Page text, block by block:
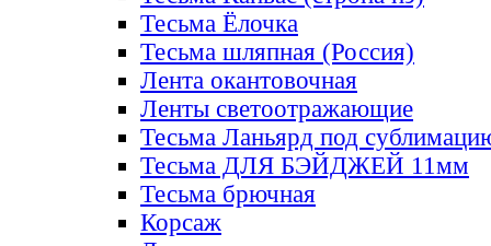
Тесьма Ёлочка
Тесьма шляпная (Россия)
Лента окантовочная
Ленты светоотражающие
Тесьма Ланьярд под
Тесьма ДЛЯ БЭЙДЖЕЙ 11мм
Тесьма брючная
Корсаж